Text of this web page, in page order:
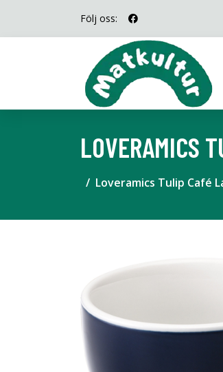
Följ oss:
LOVERAMICS
Loveramics Tulip Café